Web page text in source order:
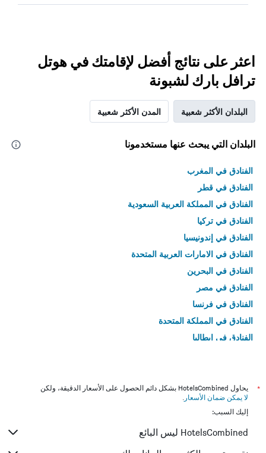
اعثر على نتائج أفضل لإقامتك في هوتل
ترافل بارك لشبونة
البلدان الأكثر شعبية المدن الأكثر شعبية
البلدان التي يبحث عنها مستخدمونا
الفنادق في المغرب
الفنادق في قطر
الفنادق في المملكة العربية السعودية
الفنادق في تركيا
الفنادق في إندونيسيا
الفنادق في الامارات العربية المتحدة
الفنادق في البحرين
الفنادق في مصر
الفنادق في فرنسا
الفنادق في المملكة المتحدة
الفنادق في إيطاليا
*
يحاول HotelsCombined بشكل دائم الحصول على الأسعار الدقيقة، ولكن
لا يمكن ضمان الأسعار .
إليك السبب:
HotelsCombined ليس البائع